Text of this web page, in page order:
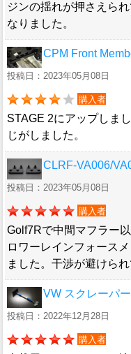
ジンの揺れが押さえら
なりました。
CPM Front
投稿日：2023年05月08日
購入者
STAGE 2にアップしま
じがしました。
CLRF-VA006/
投稿日：2023年05月08日
購入者
Golf7Rで中間マフラー
ロワーレインフォース
ました。干渉が避けられ
VW スクレーパ
投稿日：2022年12月28日
購入者